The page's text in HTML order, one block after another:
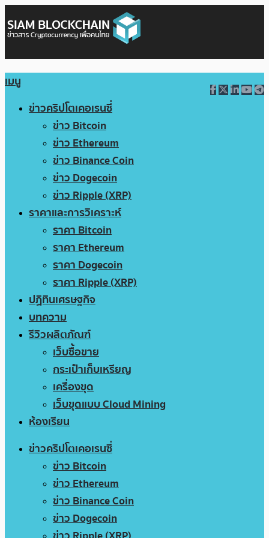
เมนู
ข่าวคริปโตเคอเรนซี่
ข่าว Bitcoin
ข่าว Ethereum
ข่าว Binance Coin
ข่าว Dogecoin
ข่าว Ripple (XRP)
ราคาและการวิเคราะห์
ราคา Bitcoin
ราคา Ethereum
ราคา Dogecoin
ราคา Ripple (XRP)
ปฏิทินเศรษฐกิจ
บทความ
รีวิวผลิตภัณฑ์
เว็บซื้อขาย
กระเป๋าเก็บเหรียญ
เครื่องขุด
เว็บขุดแบบ Cloud Mining
ห้องเรียน
ข่าวคริปโตเคอเรนซี่
ข่าว Bitcoin
ข่าว Ethereum
ข่าว Binance Coin
ข่าว Dogecoin